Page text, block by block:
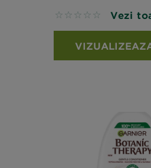
No reviews Vezi